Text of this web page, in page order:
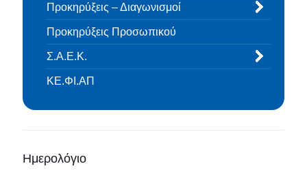
Προκηρύξεις – Διαγωνισμοί
Προκηρύξεις Προσωπικού
Σ.Α.Ε.Κ.
ΚΕ.ΦΙ.ΑΠ
Ημερολόγιο